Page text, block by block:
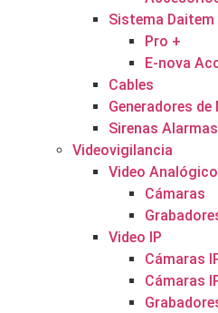
Sistema Daitem
Pro +
E-nova
Cables
Generadores de
Sirenas Alarmas
Videovigilancia
Video Analógico
Cámaras
Video IP
Cámaras
Cámaras